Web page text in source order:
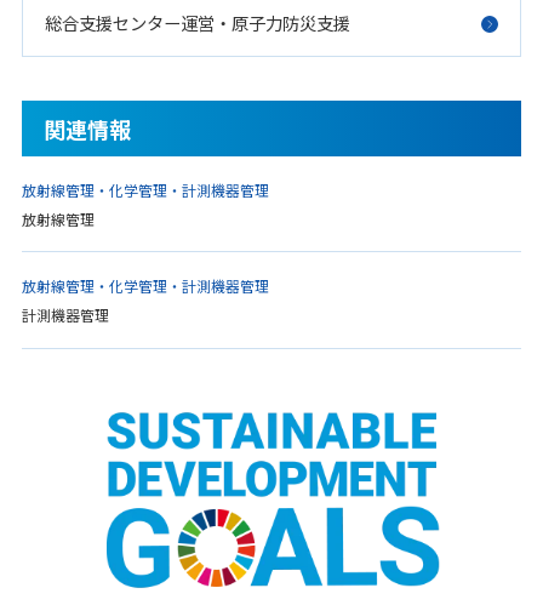
総合支援センター運営・原子力防災支援
関連情報
放射線管理・化学管理・計測機器管理
放射線管理
放射線管理・化学管理・計測機器管理
計測機器管理